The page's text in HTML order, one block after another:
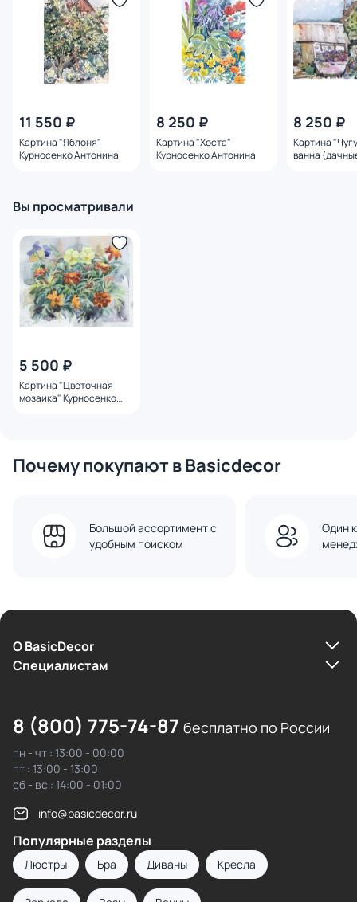
11 550 ₽
Картина "Яблоня"
Курносенко Антонина
8 250 ₽
Картина "Хоста"
Курносенко Антонина
8 250 ₽
Картина
ванна
Вы просматривали
5 500 ₽
Картина "Цветочная
мозаика" Курносенко
Почему покупают в Basicdecor
Большой ассортимент с
удобным поиском
Один
О BasicDecor
Cпециалистам
8 (800) 775-74-87 бесплатно по России
пн - чт : 13:00 - 00:00
пт : 13:00 - 13:00
сб - вс : 14:00 - 01:00
info@basicdecor.ru
Популярные разделы
Люстры Бра Диваны Кресла